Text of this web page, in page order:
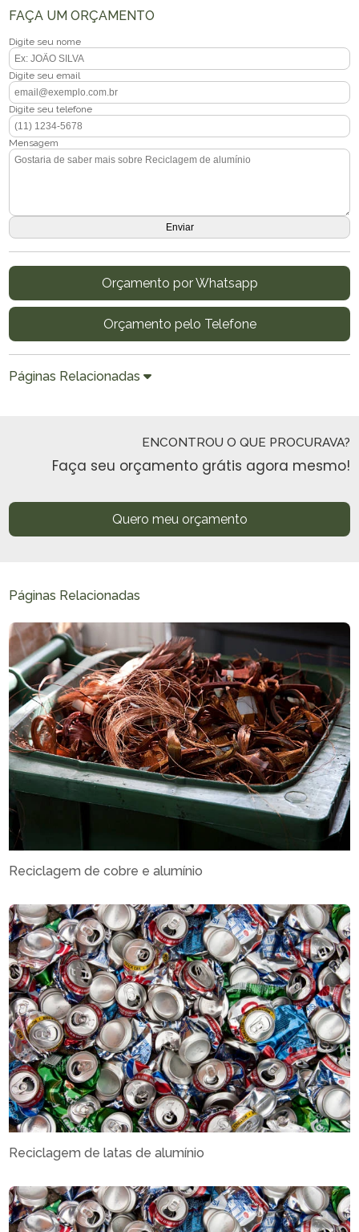
FAÇA UM ORÇAMENTO
Digite seu nome
Digite seu email
Digite seu telefone
Mensagem
Orçamento por Whatsapp
Orçamento pelo Telefone
Páginas Relacionadas
ENCONTROU O QUE PROCURAVA?
Faça seu orçamento grátis agora mesmo!
Quero meu orçamento
Páginas Relacionadas
Reciclagem de cobre e alumínio
Reciclagem de latas de alumínio